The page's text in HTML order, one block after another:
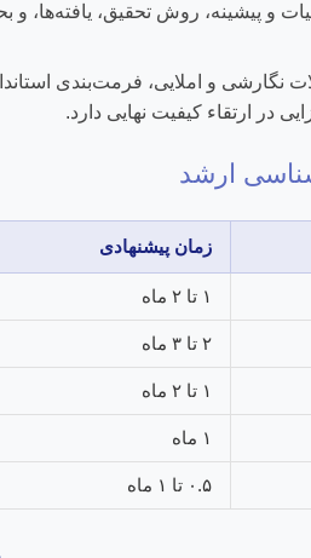
و پیشینه، روش تحقیق، یافته‌ها، و
نگارشی و املایی، فرمت‌بندی
در ارتقاء کیفیت نهایی دارد.
ارشد
زمان پیشنهادی
۱ تا ۲ ماه
۲ تا ۳ ماه
۱ تا ۲ ماه
۱ ماه
۰.۵ تا ۱ ماه